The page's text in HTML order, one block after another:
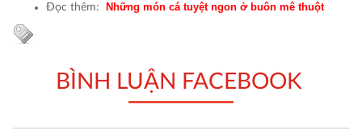
Đọc thêm: Những món cá tuyệt ngon ở buôn mê thuột
BÌNH LUẬN FACEBOOK